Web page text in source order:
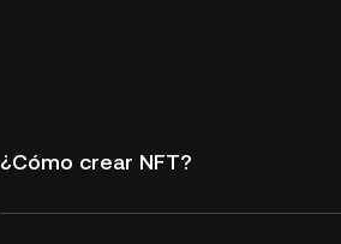
¿Cómo crear NFT?